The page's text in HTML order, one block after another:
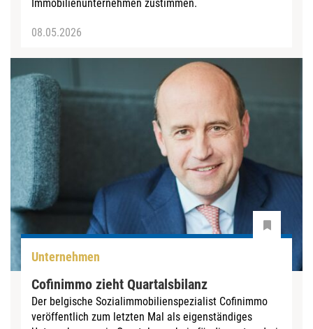
Immobilienunternehmen zustimmen.
08.05.2026
Unternehmen
Cofinimmo zieht Quartalsbilanz
Der belgische Sozialimmobilienspezialist Cofinimmo
veröffentlich zum letzten Mal als eigenständiges